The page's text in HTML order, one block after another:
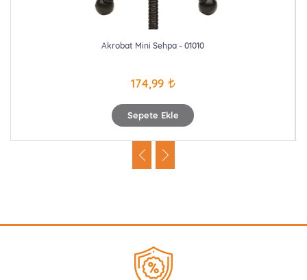
Sepete Ekle
Akrobat Mini Sehpa - 01010
174,99